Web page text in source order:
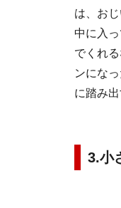
は、お
中に入
でくれ
ンにな
に踏み
3.小